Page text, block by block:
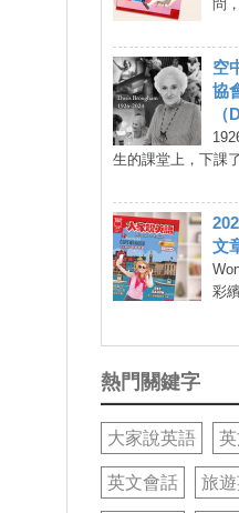
問
空
協
生的課堂上，下課
文
彩
熱門關鍵字
大家說英語
英文會話 旅